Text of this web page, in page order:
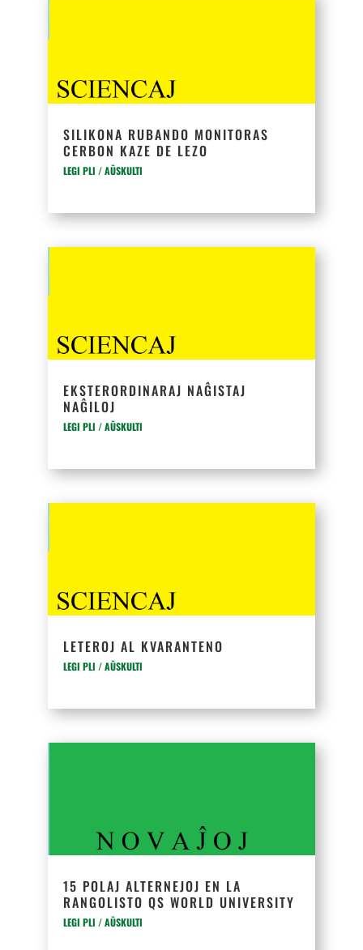
SILIKONA RUBANDO MONITORAS
CERBON KAZE DE LEZO
LEGI PLI / AŬSKULTI
EKSTERORDINARAJ NAĜISTAJ
NAĜILOJ
LEGI PLI / AŬSKULTI
LETEROJ AL KVARANTENO
LEGI PLI / AŬSKULTI
15 POLAJ ALTERNEJOJ EN LA
RANGOLISTO QS WORLD UNIVERSITY
LEGI PLI / AŬSKULTI